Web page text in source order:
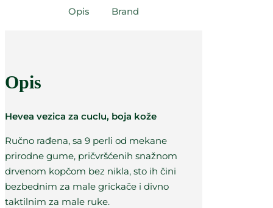
Opis Brand
Opis
Hevea vezica za cuclu, boja kože
Ručno rađena, sa 9 perli od mekane
prirodne gume, pričvršćenih snažnom
drvenom kopčom bez nikla, sto ih čini
bezbednim za male grickače i divno
taktilnim za male ruke.